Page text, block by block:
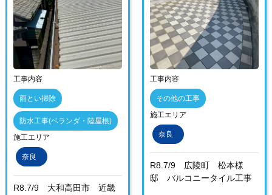
工事内容
雨とい掃除
防水工事(ベランダ・陸屋根)
施工エリア
奈良
R8.7/9 大和高田市 近畿
工事内容
その他の工事
施工エリア
奈良
R8.7/9 広陵町 松本様
邸 バルコニータイル工事